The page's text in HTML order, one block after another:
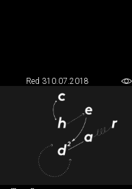
Red 310.07.2018